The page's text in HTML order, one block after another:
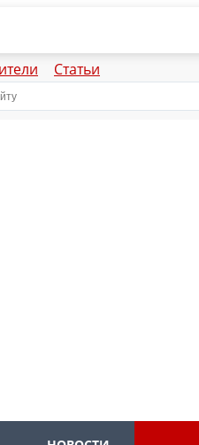
Статьи